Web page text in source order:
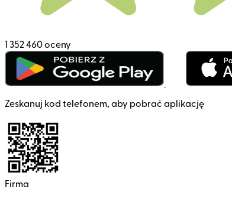
1 352 460 oceny
Zeskanuj kod telefonem, aby pobrać aplikację
Firma